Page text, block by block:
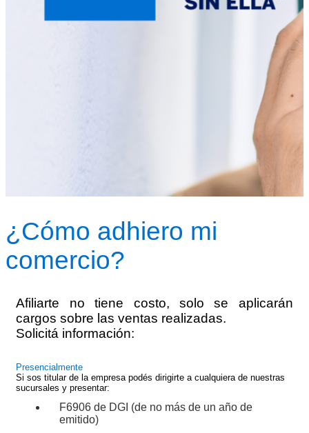
¿Cómo adhiero mi
comercio?
Afiliarte no tiene costo, solo se aplicarán
cargos sobre las ventas realizadas.
Solicitá información:
Presencialmente
Si sos titular de la empresa podés dirigirte a cualquiera de nuestras
sucursales y presentar:
F6906 de DGI (de no más de un año de
emitido)